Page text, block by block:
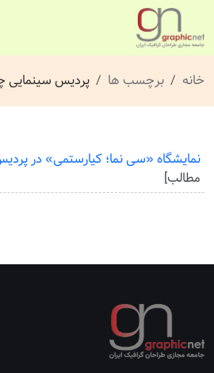
خانه برچسب ها پردیس سینمایی
نمایشگاه «سی نما؛ کیارستمی» در
مطالب]